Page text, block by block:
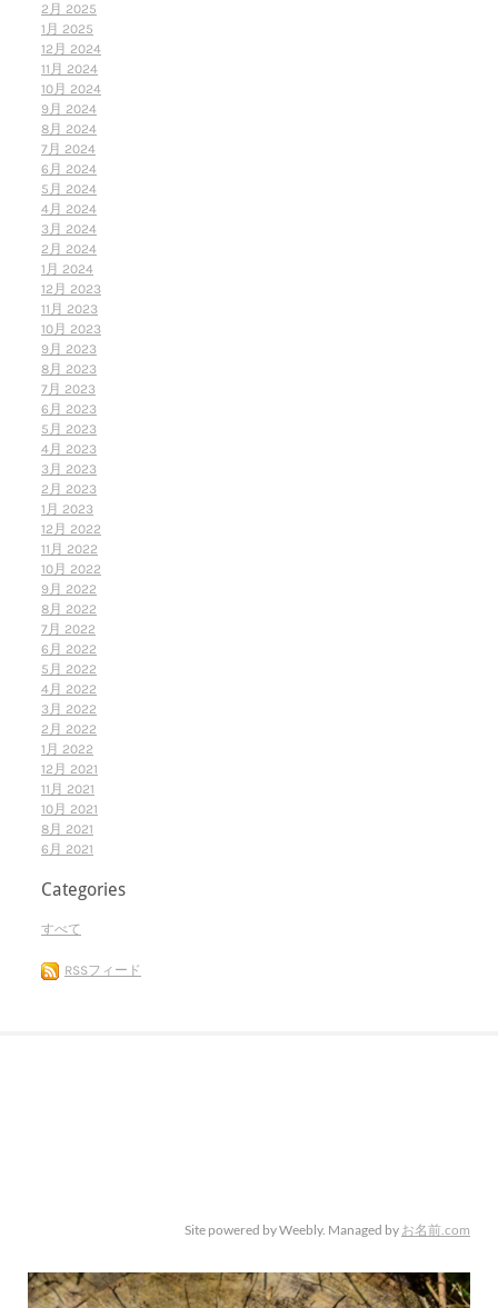
2月 2025
1月 2025
12月 2024
11月 2024
10月 2024
9月 2024
8月 2024
7月 2024
6月 2024
5月 2024
4月 2024
3月 2024
2月 2024
1月 2024
12月 2023
11月 2023
10月 2023
9月 2023
8月 2023
7月 2023
6月 2023
5月 2023
4月 2023
3月 2023
2月 2023
1月 2023
12月 2022
11月 2022
10月 2022
9月 2022
8月 2022
7月 2022
6月 2022
5月 2022
4月 2022
3月 2022
2月 2022
1月 2022
12月 2021
11月 2021
10月 2021
8月 2021
6月 2021
Categories
すべて
RSSフィード
Site powered by Weebly. Managed by お名前.com